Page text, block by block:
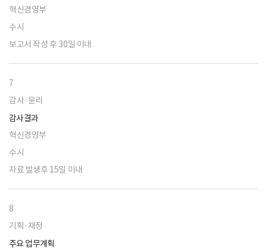
혁신경영부
수시
보고서 작성 후 30일 이내
7
감사·윤리
감사결과
혁신경영부
수시
자료 발생후 15일 이내
8
기획·재정
주요 업무계획